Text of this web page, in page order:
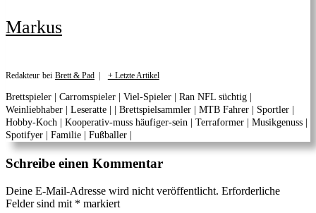
Markus
Redakteur bei Brett & Pad + Letzte Artikel
Brettspieler | Carromspieler | Viel-Spieler | Ran NFL süchtig |
Weinliebhaber | Leseratte | | Brettspielsammler | MTB Fahrer | Sportler |
Hobby-Koch | Kooperativ-muss häufiger-sein | Terraformer | Musikgenuss |
Spotifyer | Familie | Fußballer |
Schreibe einen Kommentar
Deine E-Mail-Adresse wird nicht veröffentlicht. Erforderliche
Felder sind mit * markiert